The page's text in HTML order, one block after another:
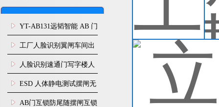
站式管控人体静电与人员
通行
YT-AB131远韬智能 AB 门
闸机双通道互锁防尾随闸
机
工厂人脸识别翼闸车间出
入口人行通道门禁
人脸识别速通门写字楼人
行通道闸门禁设备
ESD 人体静电测试摆闸无
尘车间防静电闸机
AB门互锁防尾随摆闸互锁
方
查
查